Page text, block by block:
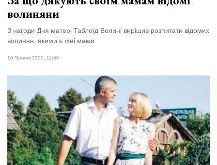
волиняни
З нагоди Дня матері Таблоїд Волині вирішив розпитати відомих
волинян, якими є їхні мами.
10 Травня 2020, 11:00